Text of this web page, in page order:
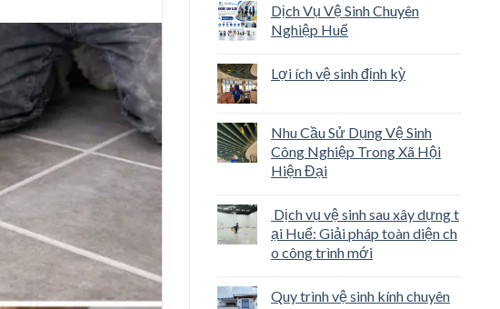
Dịch Vụ Vệ Sinh Chuyên
Nghiệp Huế
Lợi ích vệ sinh định kỳ
Nhu Cầu Sử Dụng Vệ Sinh
Công Nghiệp Trong Xã Hội
Hiện Đại
Dịch vụ vệ sinh sau xây dựng t
ại Huế: Giải pháp toàn diện ch
o công trình mới
Quy trình vệ sinh kính chuyên